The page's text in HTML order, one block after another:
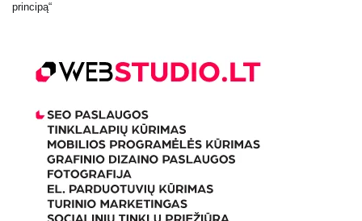
principą“